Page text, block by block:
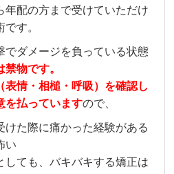
年配の方まで受けていただけ
す。
でダメージを負っている状態
物です。
表情・相槌・呼吸）を確認し
を払っていますので、
けた際に痛かった経験がある
い
しても、バキバキする矯正は